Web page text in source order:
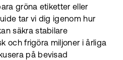
gröna etiketter eller
tar vi dig igenom hur
säkra stabilare
och frigöra miljoner i årliga
på bevisad